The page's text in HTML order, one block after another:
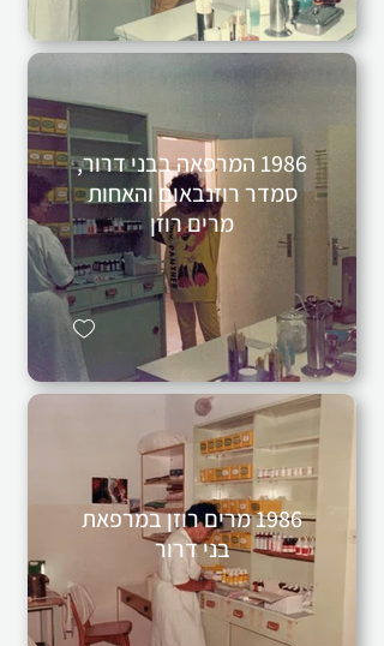
1986 המרפאה בבני דרור,
סמדר רוזנבאום והאחות
מרים רוזן
1986 מרים רוזן במרפאת
בני דרור